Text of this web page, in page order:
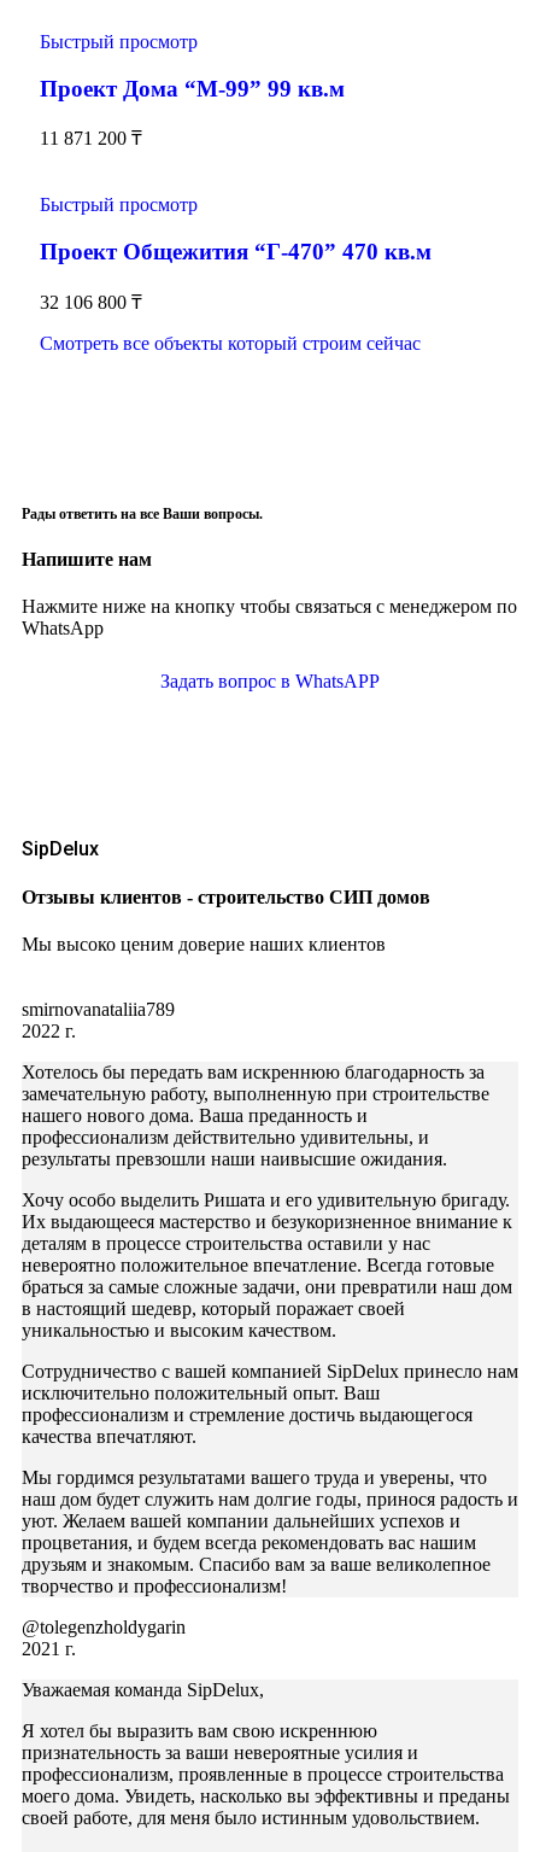
Быстрый просмотр
Проект Дома “М-99” 99 кв.м
11 871 200 ₸
Быстрый просмотр
Проект Общежития “Г-470” 470 кв.м
32 106 800 ₸
Смотреть все объекты который строим сейчас
Рады ответить на все Ваши вопросы.
Напишите нам
Нажмите ниже на кнопку чтобы связаться с менеджером по
WhatsApp
Задать вопрос в WhatsAPP
SipDelux
Отзывы клиентов - строительство СИП домов
Мы высоко ценим доверие наших клиентов
smirnovanataliia789
2022 г.
Хотелось бы передать вам искреннюю благодарность за
замечательную работу, выполненную при строительстве
нашего нового дома. Ваша преданность и
профессионализм действительно удивительны, и
результаты превзошли наши наивысшие ожидания.
Хочу особо выделить Ришата и его удивительную бригаду.
Их выдающееся мастерство и безукоризненное внимание к
деталям в процессе строительства оставили у нас
невероятно положительное впечатление. Всегда готовые
браться за самые сложные задачи, они превратили наш дом
в настоящий шедевр, который поражает своей
уникальностью и высоким качеством.
Сотрудничество с вашей компанией SipDelux принесло нам
исключительно положительный опыт. Ваш
профессионализм и стремление достичь выдающегося
качества впечатляют.
Мы гордимся результатами вашего труда и уверены, что
наш дом будет служить нам долгие годы, принося радость и
уют. Желаем вашей компании дальнейших успехов и
процветания, и будем всегда рекомендовать вас нашим
друзьям и знакомым. Спасибо вам за ваше великолепное
творчество и профессионализм!
@tolegenzholdygarin
2021 г.
Уважаемая команда SipDelux,
Я хотел бы выразить вам свою искреннюю
признательность за ваши невероятные усилия и
профессионализм, проявленные в процессе строительства
моего дома. Увидеть, насколько вы эффективны и преданы
своей работе, для меня было истинным удовольствием.